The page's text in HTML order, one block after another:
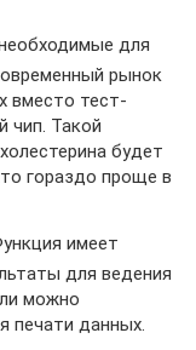
для
рынок
вместо тест-
чип. Такой
будет
гораздо проще в
имеет
для ведения
можно
печати данных.